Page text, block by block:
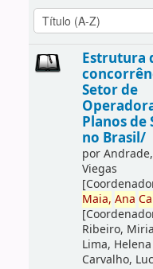
Estrutura
Setor de
Planos de
no Brasil/
por
Viegas
Maia, Ana
Ribeiro,
Lima,
Carvalho,